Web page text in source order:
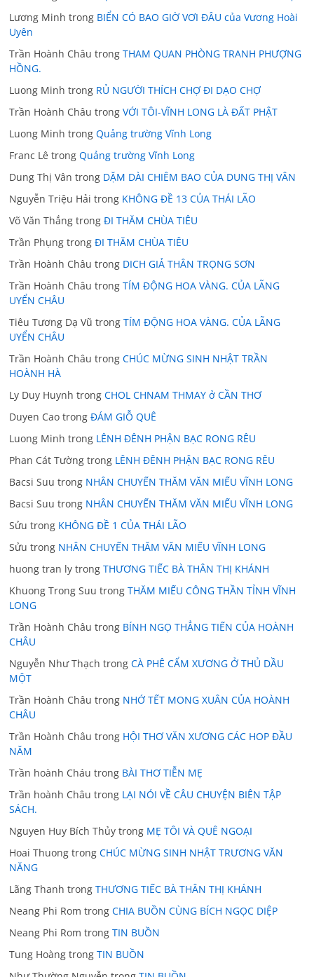
Lương Minh trong BIỂN CÓ BAO GIỜ VƠI ĐÂU của Vương Hoài
Uyên
Trần Hoành Châu trongTHAM QUAN PHÒNG TRANH PHƯỢNG
HỒNG.
Luong Minh trong RỦ NGƯỜI THÍCH CHỢ ĐI DẠO CHỢ
Trần Hoành Châu trongVỚI TÔI-VĨNH LONG LÀ ĐẤT PHẬT
Luong Minh trongQuảng trường Vĩnh Long
Franc Lê trongQuảng trường Vĩnh Long
Dung Thị Vân trong DẶM DÀI CHIÊM BAO CỦA DUNG THỊ VÂN
Nguyễn Triệu Hải trong KHÔNG ĐỀ 13 CỦA THÁI LÃO
Võ Văn Thắng trongĐI THĂM CHÙA TIÊU
Trần Phụng trongĐI THĂM CHÙA TIÊU
Trần Hoành Châu trong DICH GIẢ THÂN TRỌNG SƠN
Trần Hoành Châu trongTÍM ĐỘNG HOA VÀNG. CỦA LÃNG
UYỂN CHÂU
Tiêu Tương Dạ Vũ trongTÍM ĐỘNG HOA VÀNG. CỦA LÃNG
UYỂN CHÂU
Trần Hoành Châu trongCHÚC MỪNG SINH NHẬT TRẦN
HOÀNH HÀ
Ly Duy Huynh trongCHOL CHNAM THMAY ở CẦN THƠ
Duyen Cao trongĐÁM GIỖ QUÊ
Luong Minh trong LÊNH ĐÊNH PHẬN BẠC RONG RÊU
Phan Cát Tường trong LÊNH ĐÊNH PHẬN BẠC RONG RÊU
Bacsi Suu trong NHÂN CHUYẾN THĂM VĂN MIẾU VĨNH LONG
Bacsi Suu trong NHÂN CHUYẾN THĂM VĂN MIẾU VĨNH LONG
Sửu trong KHÔNG ĐỀ 1 CỦA THÁI LÃO
Sửu trong NHÂN CHUYẾN THĂM VĂN MIẾU VĨNH LONG
huong tran ly trongTHƯƠNG TIẾC BÀ THÂN THỊ KHÁNH
Khuong Trong Suu trongTHĂM MIẾU CÔNG THẦN TỈNH VĨNH
LONG
Trần Hoành Châu trong BÍNH NGỌ THẲNG TIẾN CỦA HOÀNH
CHÂU
Nguyễn Như Thạch trongCÀ PHÊ CẨM XƯƠNG Ở THỦ DẦU
MỘT
Trần Hoành Châu trong NHỚ TẾT MONG XUÂN CỦA HOÀNH
CHÂU
Trần Hoành Châu trong HỘI THƠ VĂN XƯƠNG CÁC HOP ĐẦU
NĂM
Trần hoành Cháu trong BÀI THƠ TIỄN MẸ
Trần hoành Châu trong LẠI NÓI VỀ CÂU CHUYỆN BIÊN TẬP
SÁCH.
Nguyen Huy Bích Thủy trong MẸ TÔI VÀ QUÊ NGOẠI
Hoai Thuong trongCHÚC MỪNG SINH NHẬT TRƯƠNG VĂN
NĂNG
Lãng Thanh trongTHƯƠNG TIẾC BÀ THÂN THỊ KHÁNH
Neang Phi Rom trongCHIA BUỒN CÙNG BÍCH NGỌC DIỆP
Neang Phi Rom trongTIN BUỒN
Tung Hoàng trongTIN BUỒN